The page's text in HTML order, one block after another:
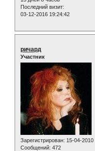
Последний визит:
03-12-2016 19:24:42
ричард
Участник
Зарегистрирован: 15-04-2010
Сообщений: 472